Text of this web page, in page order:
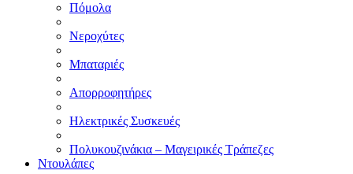
Πόμολα
Νεροχύτες
Μπαταριές
Απορροφητήρες
Ηλεκτρικές Συσκευές
Πολυκουζινάκια – Μαγειρικές Τράπεζες
Ντουλάπες